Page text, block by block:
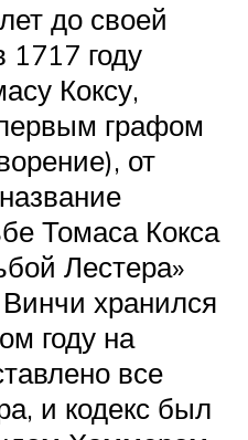
до своей
1717 году
Коксу,
графом
от
Томаса Кокса
Лестера»
хранился
году на
все
и кодекс был